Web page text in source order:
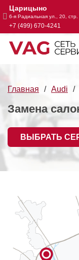
Царицыно
6-я Радиальная ул., 20, стр.
+7 (499) 670-4241
Главная Audi
Замена
ВЫБРАТЬ